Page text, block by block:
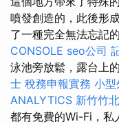
噴發創造的，此後形
了一種完全無法忘記
CONSOLE seo公司
泳池旁放鬆，露台上
士 稅務申報實務 小型
ANALYTICS 新竹竹
都有免費的Wi-Fi，私